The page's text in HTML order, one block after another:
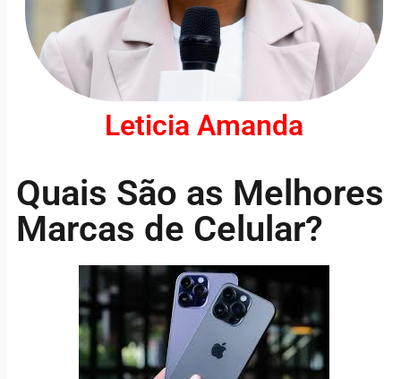
Leticia Amanda
Quais São as Melhores
Marcas de Celular?